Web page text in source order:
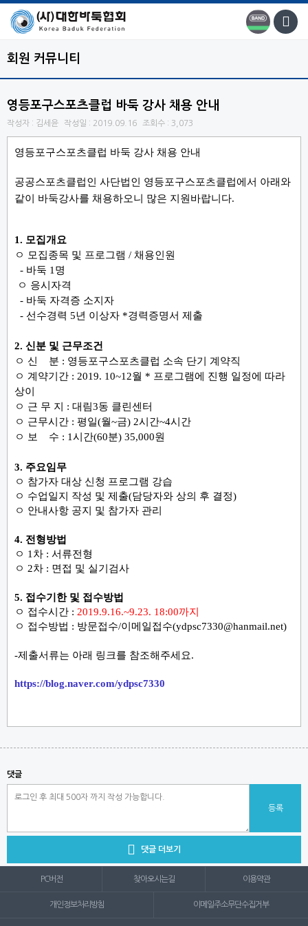
회원 커뮤니티
영등포구스포츠클럽 바둑 강사 채용 안내
작성자 : 김세윤 작성일 : 2019.09.16 조회수 : 3,073
영등포구스포츠클럽 바둑 강사 채용 안내
공공스포츠클럽인 사단법인 영등포구스포츠클럽에서 아래와
같이 바둑강사를 채용하오니 많은 지원바랍니다.
1. 모집개요
ㅇ 모집종목 및 프로그램 / 채용인원
- 바둑 1 명
ㅇ 응시자격
- 바둑 자격증 소지자
- 선수경력 5년 이상자 *경력증명서 제출
2. 신분 및 근무조건
ㅇ 신 분 : 영등포구스포츠클럽 소속 단기 계약직
ㅇ 계약기간 : 2019. 10~12월 * 프로그램에 진행 일정에 따라
상이
ㅇ 근 무 지 : 대림3동 클린센터
ㅇ 근무시간 : 평일(월~금) 2시간~4시간
ㅇ 보 수 : 1시간(60분) 35,000원
3. 주요임무
ㅇ 참가자 대상 신청 프로그램 강습
ㅇ 수업일지 작성 및 제출(담당자와 상의 후 결정)
ㅇ 안내사항 공지 및 참가자 관리
4. 전형방법
ㅇ 1 차 : 서류전형
ㅇ 2차 : 면접 및 실기검사
5. 접수기한 및 접수방법
ㅇ 접수시간 : 2019.9.16.~9.23. 18:00까지
ㅇ 접수방법 : 방문접수/이메일접수(ydpsc7330@hanmail.net)
-제출서류는 아래 링크를 참조해주세요.
https://blog.naver.com/ydpsc7330
댓글
등록
 댓글 더보기
PC버전 찾아오시는길 이용약관
개인정보처리방침 이메일주소무단수집거부